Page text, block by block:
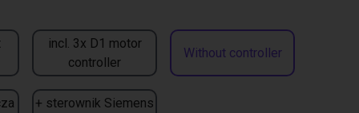
incl. 3x D1 motor
controller
Without controller
+ sterownik Siemens